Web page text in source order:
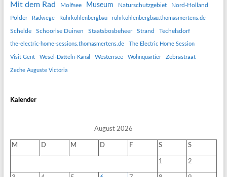
Mit dem Rad Molfsee Museum Naturschutzgebiet Nord-Holland
Polder Radwege Ruhrkohlenbergbau ruhrkohlenbergbau.thomasmertens.de
Schelde Schoorlse Duinen Staatsbosbeheer Strand Techelsdorf
the-electric-home-sessions.thomasmertens.de The Electric Home Session
Visit Gent Wesel-Datteln-Kanal Westensee Wohnquartier Zebrastraat
Zeche Auguste Victoria
Kalender
August 2026
M D M D F S S
1 2